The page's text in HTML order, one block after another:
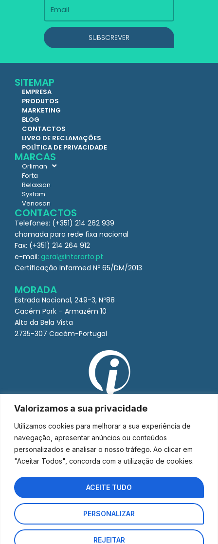
Valorizamos a sua privacidade
Utilizamos cookies para melhorar a sua experiência de
navegação, apresentar anúncios ou conteúdos
personalizados e analisar o nosso tráfego. Ao clicar em
"Aceitar Todos", concorda com a utilização de cookies.
PERSONALIZAR
REJEITAR
ACEITE TUDO
SUBSCREVER
SITEMAP
EMPRESA
PRODUTOS
MARKETING
BLOG
CONTACTOS
LIVRO DE RECLAMAÇÕES
POLÍTICA DE PRIVACIDADE
MARCAS
Orliman
Forta
Relaxsan
Systam
Venosan
CONTACTOS
Telefones: (+351) 214 262 939
chamada para rede fixa nacional
Fax: (+351) 214 264 912
e-mail: geral@interorto.pt
Certificação Infarmed Nº 65/DM/2013
MORADA
Estrada Nacional, 249-3, Nº88
Cacém Park – Armazém 10
Alto da Bela Vista
2735-307 Cacém-Portugal
Interorto © 2026 - Todos os direitos reservados.